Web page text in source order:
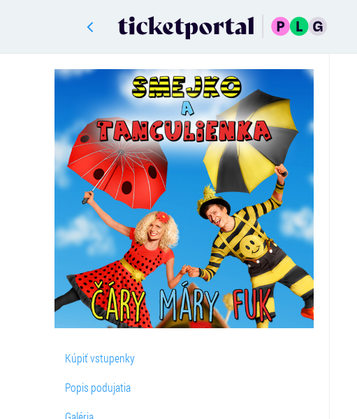
Kúpiť vstupenky
Popis podujatia